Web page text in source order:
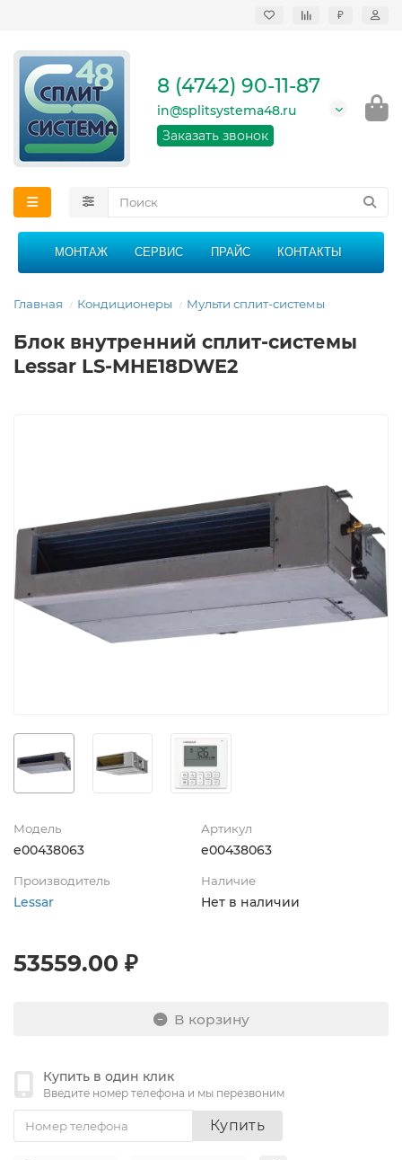
₽
кондиционеров в
области
График работы: 9:00 -
21:00 без перерыва и
8 (4742) 90-11-87
in@splitsystema48.ru
Заказать звонок
МОНТАЖ СЕРВИС ПРАЙС КОНТАКТЫ
Главная Кондиционеры Мульти сплит-системы
Блок внутренний сплит-системы
Lessar LS-MHE18DWE2
Модель
e00438063
Артикул
e00438063
Производитель
Lessar
Наличие
Нет в наличии
53559.00 ₽
В корзину
Купить в один клик
Введите номер телефона и мы перезвоним
Купить